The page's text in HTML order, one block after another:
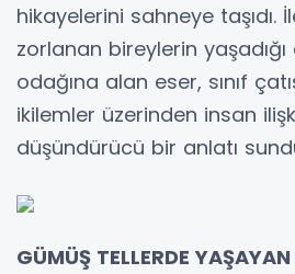
hikayelerini sahneye taşıdı.
zorlanan bireylerin
odağına alan eser, sınıf
ikilemler üzerinden insan
düşündürücü bir anlatı
GÜMÜŞ TELLERDE